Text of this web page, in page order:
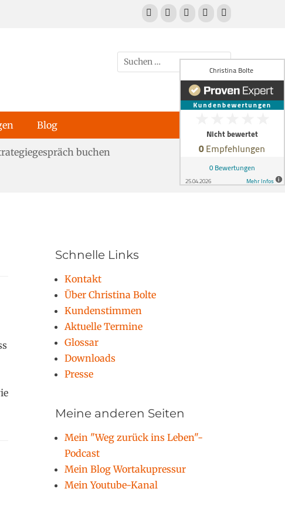
Facebook LinkedInYouTube
Suchen
nach:
Blog
buchen
Schnelle Links
Kontakt
Über Christina Bolte
Kundenstimmen
Aktuelle Termine
Glossar
Downloads
Presse
Meine anderen Seiten
Mein "Weg zurück ins Leben"-
Podcast
Mein Blog Wortakupressur
Mein Youtube-Kanal